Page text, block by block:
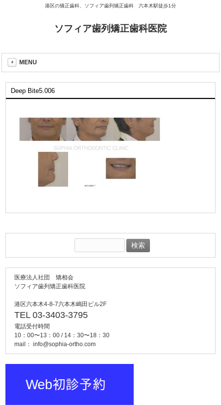
港区の矯正歯科、ソフィア歯列矯正歯科 六本木駅徒歩1分
ソフィア歯列矯正歯科医院
MENU
Deep Bite5.006
索:
医療法人社団 矯相会
ソフィア歯列矯正歯科医院
港区六本木4-8-7六本木嶋田ビル2F
TEL 03-3403-3795
電話受付時間
10：00〜13：00 / 14：30〜18：30
mail：info@sophia-ortho.com